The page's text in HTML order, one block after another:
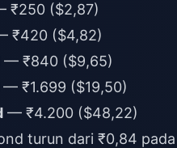
₹250 ($2,87)
₹420 ($4,82)
— ₹840 ($9,65)
— ₹1.699 ($19,50)
— ₹4.200 ($48,22)
turun dari ₹0,84